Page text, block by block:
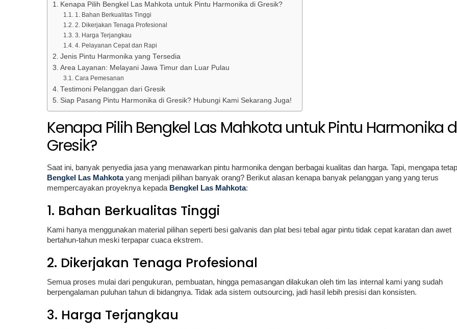
Kenapa Pilih Bengkel Las Mahkota untuk Pintu Harmonika di Gresik?
1. Bahan Berkualitas Tinggi
2. Dikerjakan Tenaga Profesional
3. Harga Terjangkau
4. Pelayanan Cepat dan Rapi
Jenis Pintu Harmonika yang Tersedia
Area Layanan: Melayani Jawa Timur dan Luar Pulau
Cara Pemesanan
Testimoni Pelanggan dari Gresik
Siap Pasang Pintu Harmonika di Gresik? Hubungi Kami Sekarang Juga!
Kenapa Pilih Bengkel Las Mahkota untuk Pintu Harmonika
Gresik?
Saat ini, banyak penyedia jasa yang menawarkan pintu harmonika dengan berbagai kualitas dan harga. Tapi, mengapa tetap
Bengkel Las Mahkotayang menjadi pilihan banyak orang? Berikut alasan kenapa banyak pelanggan yang yang terus
mempercayakan proyeknya kepada Bengkel Las Mahkota:
1. Bahan Berkualitas Tinggi
Kami hanya menggunakan material pilihan seperti besi galvanis dan plat besi tebal agar pintu tidak cepat karatan dan awet
bertahun-tahun meski terpapar cuaca ekstrem.
2. Dikerjakan Tenaga Profesional
Semua proses mulai dari pengukuran, pembuatan, hingga pemasangan dilakukan oleh tim las internal kami yang sudah
berpengalaman puluhan tahun di bidangnya. Tidak ada sistem outsourcing, jadi hasil lebih presisi dan konsisten.
3. Harga Terjangkau